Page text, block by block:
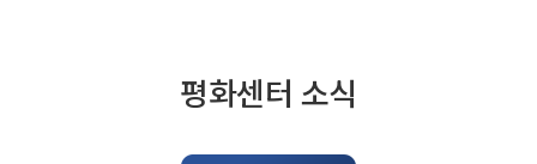
평화센터 소식